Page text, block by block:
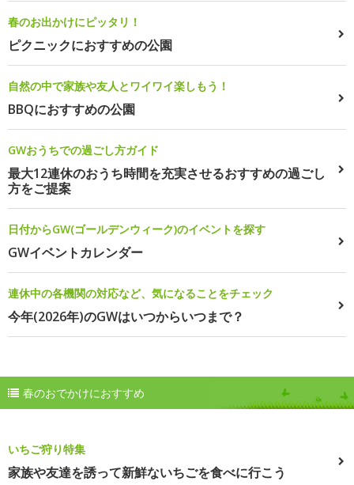
春のお出かけにピッタリ！
ピクニックにおすすめの公園
自然の中で家族や友人とワイワイ楽しもう！
BBQにおすすめの公園
GWおうちでの過ごし方ガイド
最大12連休のおうち時間を充実させるおすすめの過ごし
方をご提案
日付からGW(ゴールデンウィーク)のイベントを探す
GWイベントカレンダー
連休中の各機関の対応など、気になることをチェック
今年(2026年)のGWはいつからいつまで？
春のおでかけにおすすめ
いちご狩り特集
家族や友達を誘って新鮮ないちごを食べに行こう